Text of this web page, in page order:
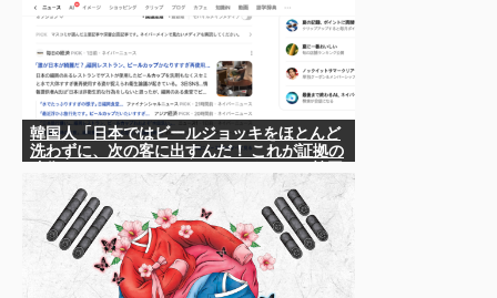
韓国人「日本ではビールジョッキをほとんど
洗わずに、次の客に出すんだ！ これが証拠の
には「アレ」がないんだ？